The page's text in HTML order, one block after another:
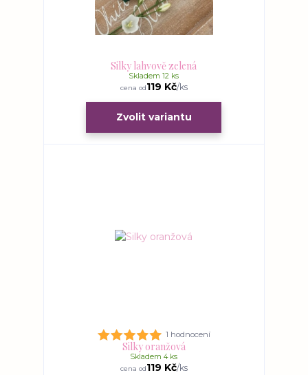
Silky lahvově zelená
cena od119 Kč/ks
Skladem 12 ks
Zvolit variantu
1 hodnocení
Silky oranžová
cena od119 Kč/ks
Skladem 4 ks